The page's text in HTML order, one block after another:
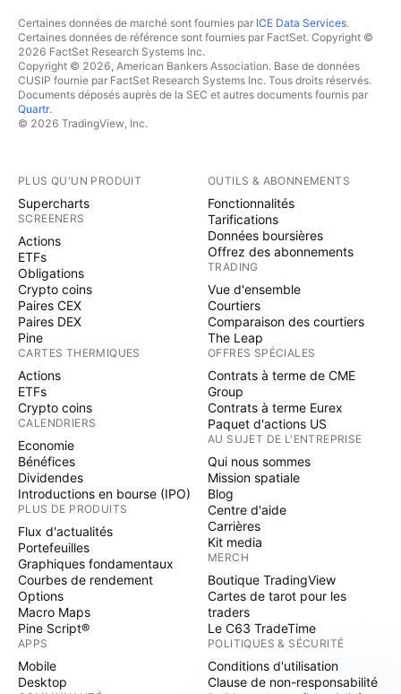
Certaines données de marché sont fournies par ICE Data Services.
Certaines données de référence sont fournies par FactSet. Copyright ©
2026 FactSet Research Systems Inc.
Copyright © 2026, American Bankers Association. Base de données
CUSIP fournie par FactSet Research Systems Inc. Tous droits réservés.
Documents déposés auprès de la SEC et autres documents fournis par
Quartr.
© 2026 TradingView, Inc.
PLUS QU'UN PRODUIT
Supercharts
SCREENERS
Actions
ETFs
Obligations
Crypto coins
Paires CEX
Paires DEX
Pine
CARTES THERMIQUES
Actions
ETFs
Crypto coins
CALENDRIERS
Economie
Bénéfices
Dividendes
Introductions en bourse (IPO)
PLUS DE PRODUITS
Flux d'actualités
Portefeuilles
Graphiques fondamentaux
Courbes de rendement
Options
Macro Maps
Pine Script®
APPS
Mobile
Desktop
OUTILS & ABONNEMENTS
Fonctionnalités
Tarifications
Données boursières
Offrez des abonnements
TRADING
Vue d'ensemble
Courtiers
Comparaison des courtiers
The Leap
OFFRES SPÉCIALES
Contrats à terme de CME
Group
Contrats à terme Eurex
Paquet d'actions US
AU SUJET DE L'ENTREPRISE
Qui nous sommes
Mission spatiale
Blog
Centre d'aide
Carrières
Kit media
MERCH
Boutique TradingView
Cartes de tarot pour les
traders
Le C63 TradeTime
POLITIQUES & SÉCURITÉ
Conditions d'utilisation
Clause de non-responsabilité